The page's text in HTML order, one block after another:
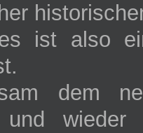
ist also
dem
und